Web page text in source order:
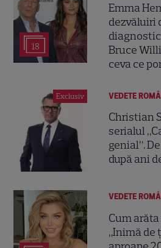
18
Emma
dezvăluiri
Bruce
ceva ce
Exclusiv VEDETE
Christian
serialul
genial”.
după ani
VEDETE
Cum
„Inimă de